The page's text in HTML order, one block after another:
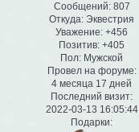
Сообщений:807
Откуда: Эквестрия
Уважение: +456
Позитив: +405
Пол: Мужской
Провел на форуме:
4 месяца 17 дней
Последний визит:
2022-03-13 16:05:44
Подарки: